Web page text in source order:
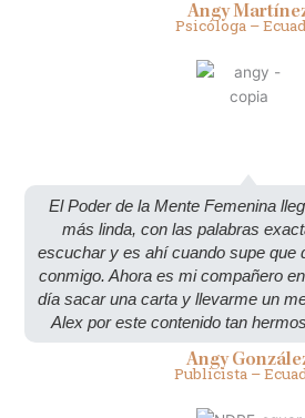
Angy
Psicóloga –
El Poder de la Mente Femenina
más linda, con las palabras
escuchar y es ahí cuando supe que
conmigo. Ahora es mi compañero
día sacar una carta y llevarme un
Alex por este contenido tan
Angy
Publicista –